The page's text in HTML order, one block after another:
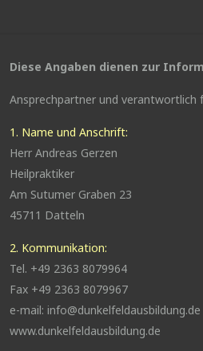
Diese Angaben dienen zur
Ansprechpartner und verantwortlich
1. Name und Anschrift:
Herr Andreas Gerzen
Heilpraktiker
Am Sutumer Graben 23
45711 Datteln
2. Kommunikation:
Tel. +49 2363 8079964
Fax +49 2363 8079967
e-mail: info@dunkelfeldausbildung.de
www.dunkelfeldausbildung.de